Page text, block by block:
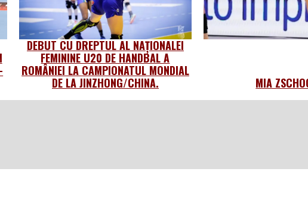
DEBUT CU DREPTUL AL NAȚIONALEI
FEMININE U20 DE HANDBAL A
ROMÂNIEI LA CAMPIONATUL MONDIAL
DE LA JINZHONG/CHINA.
MIA